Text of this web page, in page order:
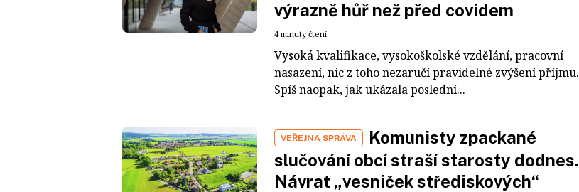
výrazně hůř než před covidem
4 minuty čtení
Vysoká kvalifikace, vysokoškolské vzdělání, pracovní
nasazení, nic z toho nezaručí pravidelné zvýšení příjmu.
Spíš naopak, jak ukázala poslední...
VEŘEJNÁ SPRÁVA
Komunisty zpackané
slučování obcí straší starosty dodnes.
Návrat „vesniček střediskových“